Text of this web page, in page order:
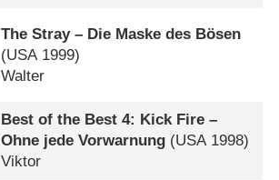
The Stray – Die Maske des Bösen
(USA 1999)
Walter
Best of the Best 4: Kick Fire –
Ohne jede Vorwarnung (USA1998)
Viktor